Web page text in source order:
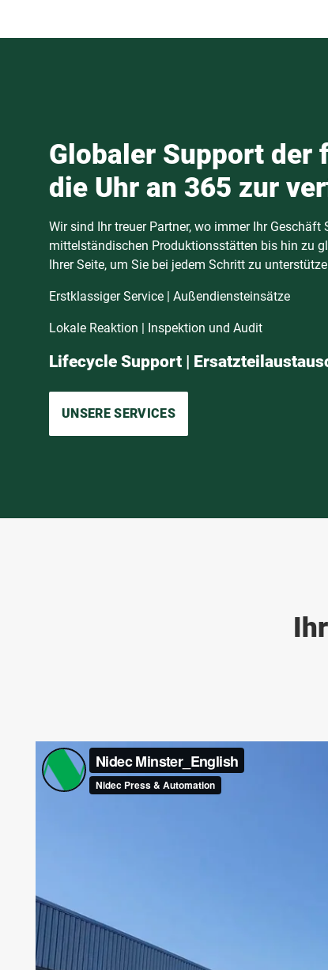
Globaler Support der
die Uhr an 365 zur
Wir sind Ihr treuer Partner, wo immer Ihr
mittelständischen Produktionsstätten bis hin zu
Ihrer Seite, um Sie bei jedem Schritt zu
Erstklassiger Service | Außendiensteinsätze
Lokale Reaktion | Inspektion und Audit
Lifecycle Support |
UNSERE SERVICES